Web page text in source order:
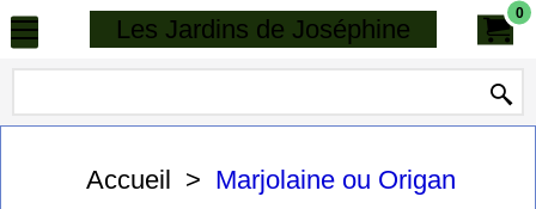
Les Jardins de Joséphine
0
Accueil > Marjolaine ou Origan